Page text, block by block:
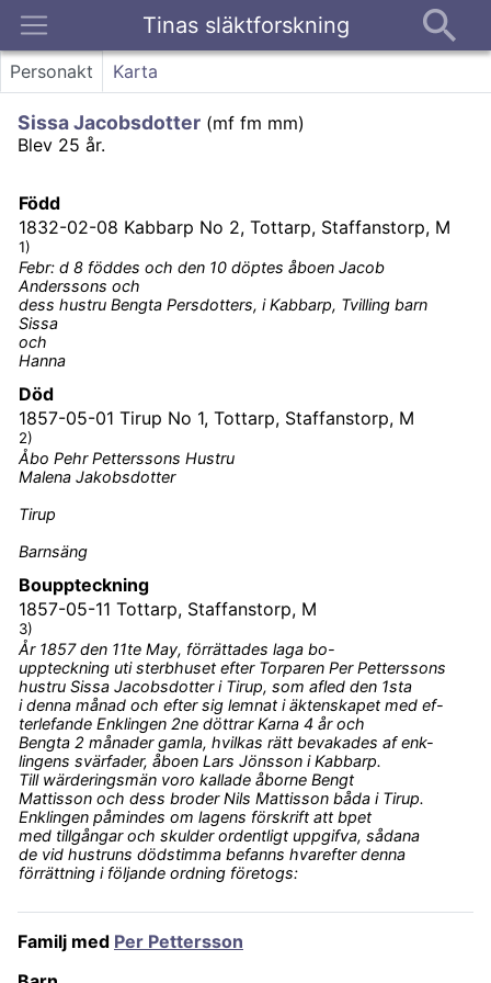
Tinas släktforskning
Kontakt
Personakt Karta
Sissa Jacobsdotter (mf fm mm)
Blev 25 år.
Född
1832-02-08 Kabbarp No 2, Tottarp, Staffanstorp, M
1)
Febr: d 8 föddes och den 10 döptes åboen Jacob
Anderssons och
dess hustru Bengta Persdotters, i Kabbarp, Tvilling barn
Sissa
och
Hanna
Död
1857-05-01 Tirup No 1, Tottarp, Staffanstorp, M
2)
Åbo Pehr Petterssons Hustru
Malena Jakobsdotter
Tirup
Barnsäng
Bouppteckning
1857-05-11 Tottarp, Staffanstorp, M
3)
År 1857 den 11te May, förrättades laga bo-
uppteckning uti sterbhuset efter Torparen Per Petterssons
hustru Sissa Jacobsdotter i Tirup, som afled den 1sta
i denna månad och efter sig lemnat i äktenskapet med ef-
terlefande Enklingen 2ne döttrar Karna 4 år och
Bengta 2 månader gamla, hvilkas rätt bevakades af enk-
lingens svärfader, åboen Lars Jönsson i Kabbarp.
Till wärderingsmän voro kallade åborne Bengt
Mattisson och dess broder Nils Mattisson båda i Tirup.
Enklingen påmindes om lagens förskrift att bpet
med tillgångar och skulder ordentligt uppgifva, sådana
de vid hustruns dödstimma befanns hvarefter denna
förrättning i följande ordning företogs:
Familj med Per Pettersson